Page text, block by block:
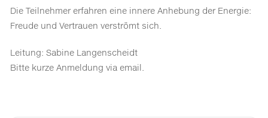
Die Teilnehmer erfahren eine innere Anhebung der Energie:
Freude und Vertrauen verströmt sich.
Leitung: Sabine Langenscheidt
Bitte kurze Anmeldung via email.